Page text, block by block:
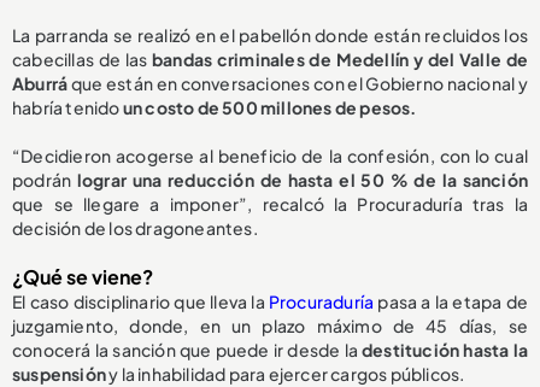
La parranda se realizó en el pabellón donde están recluidos los
cabecillas de las bandas criminales de Medellín y del Valle de
Aburráque están en conversaciones con el Gobierno nacional y
habría tenidoun costo de 500 millones de pesos.
“Decidieron acogerse al beneficio de la confesión, con lo cual
podrán lograr una reducción de hasta el 50 % de la sanción
que se llegare a imponer”, recalcó la Procuraduría tras la
decisión de los dragoneantes.
¿Qué se viene?
El caso disciplinario que lleva la Procuraduría pasa a la etapa de
juzgamiento, donde, en un plazo máximo de 45 días, se
conocerá la sanción que puede ir desde ladestitución hasta la
suspensióny la inhabilidad para ejercer cargos públicos.